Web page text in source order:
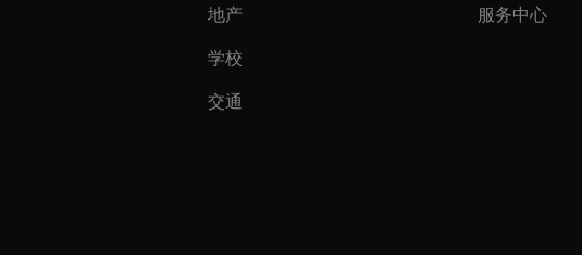
地产
学校
交通
服务中心